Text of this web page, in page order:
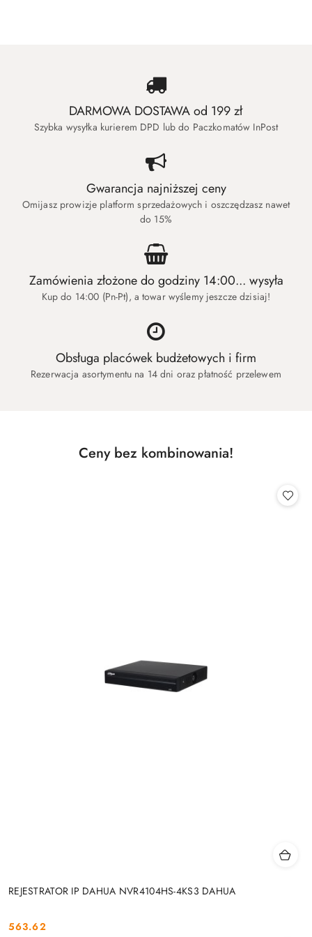
DARMOWA DOSTAWA od 199 zł
Szybka wysyłka kurierem DPD lub do Paczkomatów InPost
Gwarancja najniższej ceny
Omijasz prowizje platform sprzedażowych i oszczędzasz nawet
do 15%
Zamówienia złożone do godziny 14:00... wysyła
Kup do 14:00 (Pn-Pt), a towar wyślemy jeszcze dzisiaj!
Obsługa placówek budżetowych i firm
Rezerwacja asortymentu na 14 dni oraz płatność przelewem
Pomiń karuzelę produktów
Produkty
Ceny bez kombinowania!
REJESTRATOR IP DAHUA NVR4104HS-4KS3 DAHUA
Cena:
563.62